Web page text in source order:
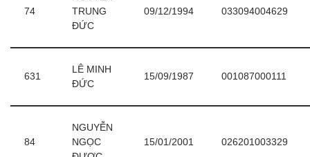
74
TRUNG
ĐỨC
09/12/1994 033094004629
631
LÊ MINH
ĐỨC
15/09/1987 001087000111
84
NGUYỄN
NGỌC
15/01/2001 026201003329